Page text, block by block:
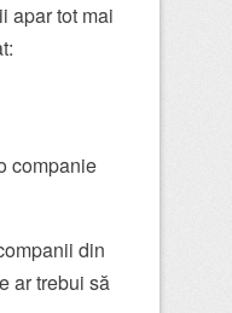
apar tot mai
companie
din
ar trebui să